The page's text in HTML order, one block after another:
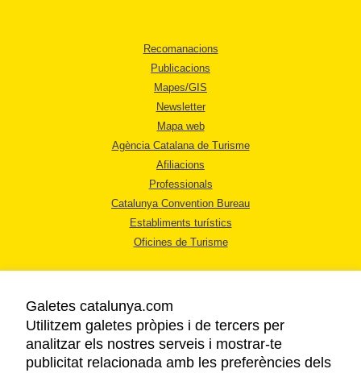
Recomanacions
Publicacions
Mapes/GIS
Newsletter
Mapa web
Agència Catalana de Turisme
Afiliacions
Professionals
Catalunya Convention Bureau
Establiments turístics
Oficines de Turisme
AVÍS LEGAL
Galetes catalunya.com
Utilitzem galetes pròpies i de tercers per
analitzar els nostres serveis i mostrar-te
publicitat relacionada amb les preferències dels